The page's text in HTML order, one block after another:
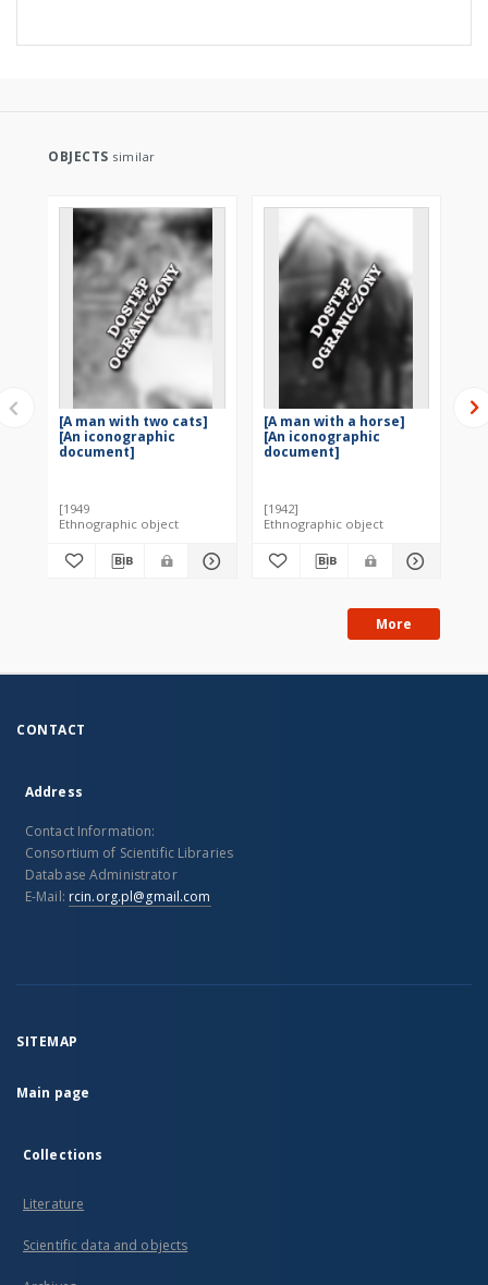
OBJECTS similar
[A man with two cats]
[An iconographic
document]
[1949
Ethnographic object
[A man with a horse]
[An iconographic
document]
[1942]
Ethnographic object
More
CONTACT
Address
Contact Information:
Consortium of Scientific Libraries
Database Administrator
E-Mail: rcin.org.pl@gmail.com
SITEMAP
Main page
Collections
Literature
Scientific data and objects